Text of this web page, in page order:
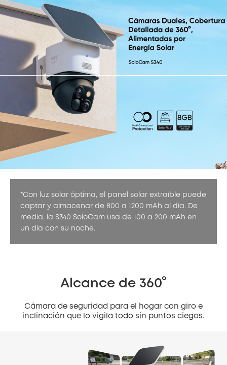
*Con luz solar óptima, el panel solar extraíble puede
captar y almacenar de 800 a 1200 mAh al día. De
media, la S340 SoloCam usa de 100 a 200 mAh en
un día con su noche.
Alcance de 360°
Cámara de seguridad para el hogar con giro e
inclinación que lo vigila todo sin puntos ciegos.